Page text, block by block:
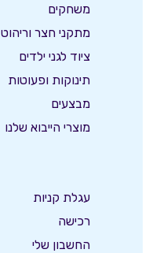
משחקים
מתקני חצר וריהוט
ציוד לגני ילדים
תינוקות ופעוטות
מבצעים
מוצרי הייבוא שלנו
עגלת קניות
רכישה
החשבון שלי